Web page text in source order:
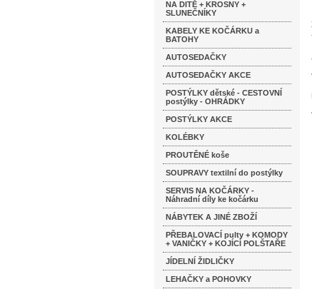
NA DITĚ + KROSNY +
SLUNEČNÍKY
KABELY KE KOČÁRKU a
BATOHY
AUTOSEDAČKY
AUTOSEDAČKY AKCE
POSTÝLKY dětské - CESTOVNÍ
postýlky - OHRÁDKY
POSTÝLKY AKCE
KOLÉBKY
PROUTĚNÉ koše
SOUPRAVY textilní do postýlky
SERVIS NA KOČÁRKY -
Náhradní díly ke kočárku
NÁBYTEK A JINÉ ZBOŽÍ
PŘEBALOVACÍ pulty + KOMODY
+ VANIČKY + KOJÍCÍ POLŠTAŘE
JÍDELNÍ ŽIDLIČKY
LEHAČKY a POHOVKY